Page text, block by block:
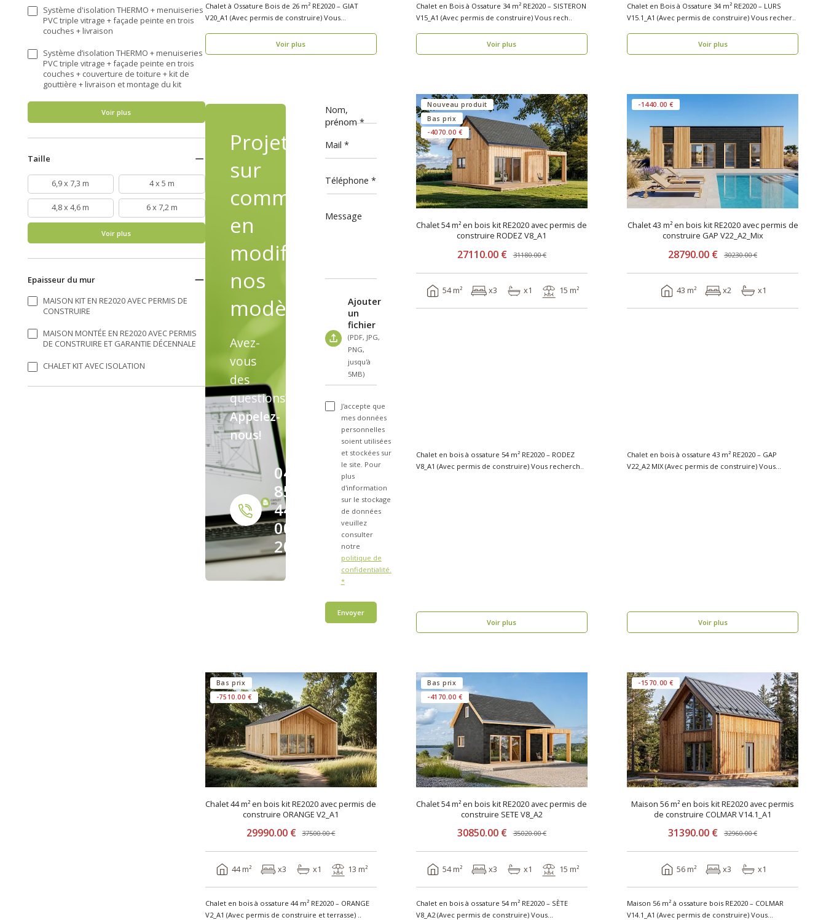
Système d'isolation THERMO + menuiseries
PVC triple vitrage + façade peinte en trois
couches + livraison
Système d’isolation THERMO + menuiseries
PVC triple vitrage + façade peinte en trois
couches + couverture de toiture + kit de
gouttière + livraison et montage du kit
Voir plus
Taille
6,9 x 7,3 m 4 x 5 m
4,8 x 4,6 m 6 x 7,2 m
Voir plus
Epaisseur du mur
MAISON KIT EN RE2020 AVEC PERMIS DE
CONSTRUIRE
MAISON MONTÉE EN RE2020 AVEC PERMIS
DE CONSTRUIRE ET GARANTIE DÉCENNALE
CHALET KIT AVEC ISOLATION
Chalet à Ossature Bois de 26 m² RE2020 – GIAT
V20_A1 (Avec permis de construire) Vous
Voir plus
Chalet en Bois à Ossature 34 m² RE2020 – SISTERON
V15_A1 (Avec permis de construire) Vous rech..
Voir plus
Chalet en Bois à Ossature 34 m² RE2020 – LURS
V15.1_A1 (Avec permis de construire) Vous recher..
Voir plus
Projets
sur
commande,
en
modifiant
nos
modèles
Avez-
vous
des
questions?
Appelez-
nous!
04
85
44
00
20
Nom,
prénom
Mail
Téléphone
Message
Ajouter
un
fichier
(PDF, JPG,
PNG,
jusqu'à
5MB)
J'accepte que
mes données
personnelles
soient utilisées
et stockées sur
le site. Pour
plus
d'information
sur le stockage
de données
veuillez
consulter
notre
politique de
confidentialité.
*
Envoyer
Nouveau produit
Bas prix
-4070.00 €
Chalet 54 m² en bois kit RE2020 avec permis de
construire RODEZ V8_A1
27110.00 € 31180.00 €
54 m² x3 x1 15 m²
Chalet en bois à ossature 54 m² RE2020 – RODEZ
V8_A1 (Avec permis de construire) Vous recherch..
Voir plus
-1440.00 €
Chalet 43 m² en bois kit RE2020 avec permis de
construire GAP V22_A2_Mix
28790.00 € 30230.00 €
43 m² x2 x1
Chalet en bois à ossature 43 m² RE2020 – GAP
V22_A2 MIX (Avec permis de construire) Vous
Voir plus
Bas prix
-7510.00 €
Chalet 44 m² en bois kit RE2020 avec permis de
construire ORANGE V2_A1
29990.00 € 37500.00 €
44 m² x3 x1 13 m²
Chalet en bois à ossature 44 m² RE2020 – ORANGE
Bas prix
-4170.00 €
Chalet 54 m² en bois kit RE2020 avec permis de
construire SETE V8_A2
30850.00 € 35020.00 €
54 m² x3 x1 15 m²
Chalet en bois à ossature 54 m² RE2020 – SÈTE
V8_A2 (Avec permis de construire) Vous
-1570.00 €
Maison 56 m² en bois kit RE2020 avec permis
de construire COLMAR V14.1_A1
31390.00 € 32960.00 €
56 m² x3 x1
Maison 56 m² à ossature bois RE2020 – COLMAR
V14.1_A1 (Avec permis de construire) Vous